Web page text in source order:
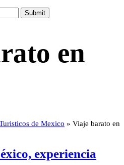
Submit
en
de Mexico » Viaje barato en
experiencia